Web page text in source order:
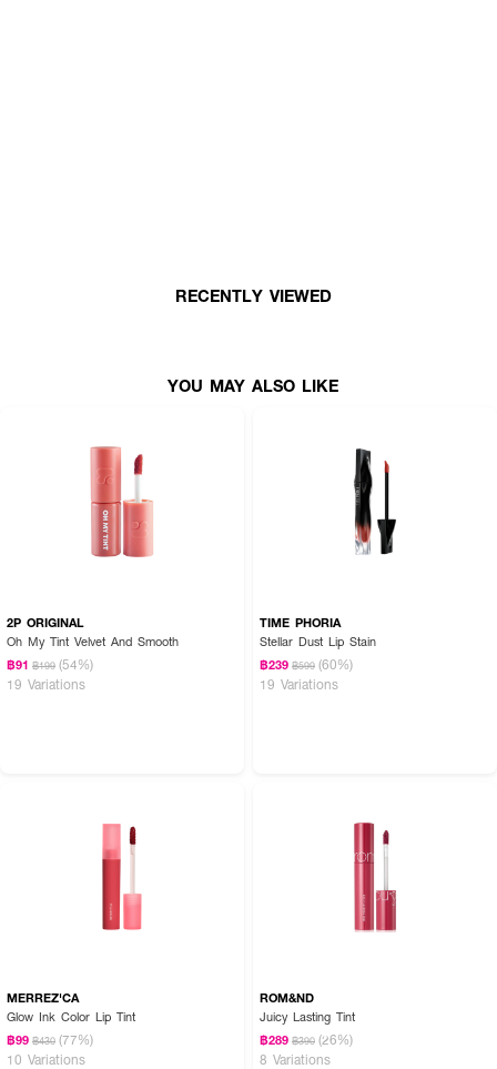
RECENTLY VIEWED
YOU MAY ALSO LIKE
2P ORIGINAL
Oh My Tint Velvet And Smooth
฿91 ฿199 (54%)
19 Variations
TIME PHORIA
Stellar Dust Lip Stain
฿239 ฿599 (60%)
19 Variations
MERREZ'CA
Glow Ink Color Lip Tint
฿99 ฿430 (77%)
10 Variations
ROM&ND
Juicy Lasting Tint
฿289 ฿390 (26%)
8 Variations